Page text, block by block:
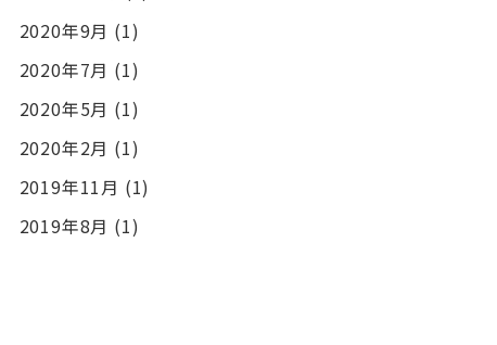
2020年9月 (1)
2020年7月 (1)
2020年5月 (1)
2020年2月 (1)
2019年11月 (1)
2019年8月 (1)